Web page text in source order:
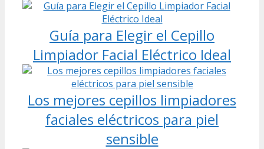
Guía para Elegir el Cepillo
Limpiador Facial Eléctrico Ideal
Los mejores cepillos limpiadores
faciales eléctricos para piel
sensible